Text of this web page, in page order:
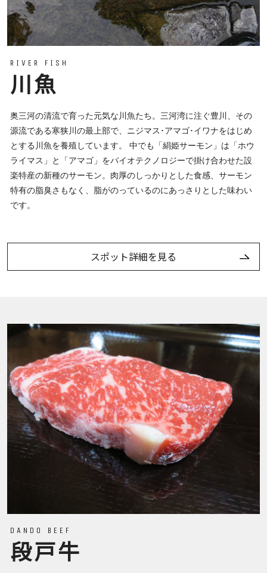
RIVER FISH
川魚
奥三河の清流で育った元気な川魚たち。三河湾に注ぐ豊川、その
源流である寒狭川の最上部で、ニジマス･アマゴ･イワナをはじめ
とする川魚を養殖しています。 中でも「絹姫サーモン」は「ホウ
ライマス」と「アマゴ」をバイオテクノロジーで掛け合わせた設
楽特産の新種のサーモン。肉厚のしっかりとした食感、サーモン
特有の脂臭さもなく、脂がのっているのにあっさりとした味わい
です。
スポット詳細を見る
DANDO BEEF
段戸牛